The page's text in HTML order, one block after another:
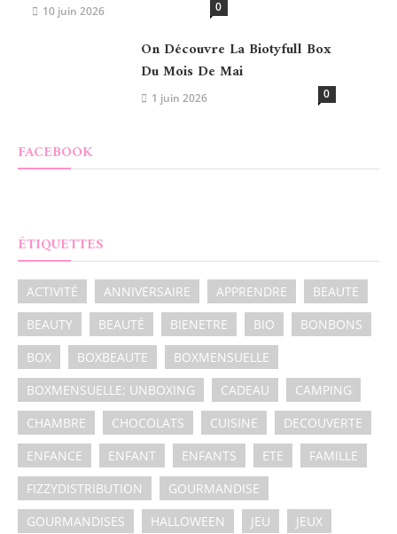
10 juin 2026 0
On Découvre La Biotyfull Box
Du Mois De Mai
1 juin 2026 0
FACEBOOK
ÉTIQUETTES
ACTIVITÉ ANNIVERSAIRE APPRENDRE
BEAUTE
BEAUTY
BEAUTÉ BIENETRE BIO
BONBONS
BOX
BOXBEAUTE
BOXMENSUELLE
BOXMENSUELLE; UNBOXING
CADEAU
CAMPING
CHAMBRE
CHOCOLATS CUISINE
DECOUVERTE
ENFANCE
ENFANT ENFANTS ETE
FAMILLE
FIZZYDISTRIBUTION
GOURMANDISE
GOURMANDISES
HALLOWEEN JEU JEUX